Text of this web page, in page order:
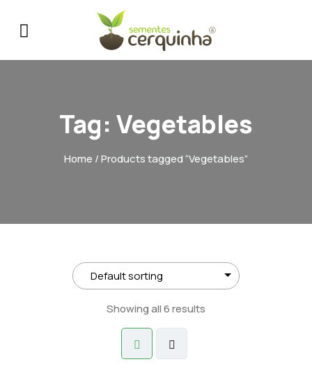
Tag: Vegetables
Home / Products tagged “Vegetables”
Showing all 6 results